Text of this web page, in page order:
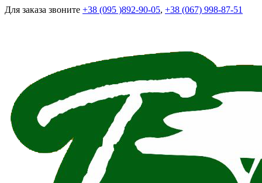
Для заказа звоните +38 (095 )892-90-05, +38 (067) 998-87-51